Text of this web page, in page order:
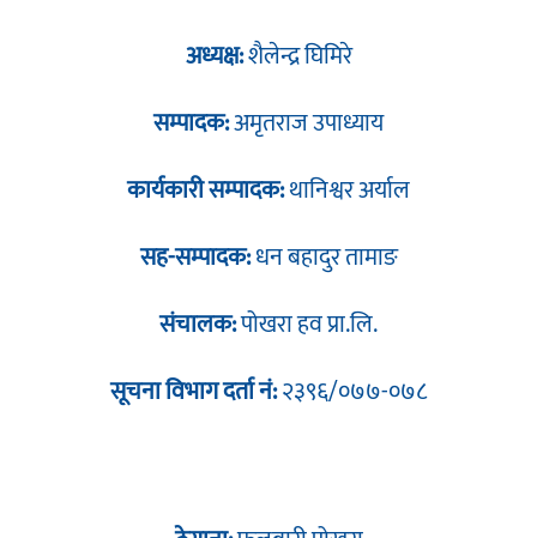
अध्यक्ष:शैलेन्द्र घिमिरे
सम्पादक:अमृतराज उपाध्याय
कार्यकारी सम्पादक:थानिश्वर अर्याल
सह-सम्पादक:धन बहादुर तामाङ
संचालक:पोखरा हव प्रा.लि.
सूचना विभाग दर्ता नं:२३९६/०७७-०७८